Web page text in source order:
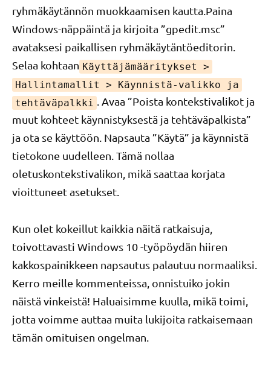
ryhmäkäytännön muokkaamisen kautta.Paina
Windows-näppäintä ja kirjoita ”gpedit.msc”
avataksesi paikallisen ryhmäkäytäntöeditorin.
Selaa kohtaan Käyttäjämääritykset >
Hallintamallit > Käynnistä-valikko ja
tehtäväpalkki
. Avaa ”Poista kontekstivalikot ja
muut kohteet käynnistyksestä ja tehtäväpalkista”
ja ota se käyttöön. Napsauta ”Käytä” ja käynnistä
tietokone uudelleen. Tämä nollaa
oletuskontekstivalikon, mikä saattaa korjata
vioittuneet asetukset.
Kun olet kokeillut kaikkia näitä ratkaisuja,
toivottavasti Windows 10 -työpöydän hiiren
kakkospainikkeen napsautus palautuu normaaliksi.
Kerro meille kommenteissa, onnistuiko jokin
näistä vinkeistä! Haluaisimme kuulla, mikä toimi,
jotta voimme auttaa muita lukijoita ratkaisemaan
tämän omituisen ongelman.